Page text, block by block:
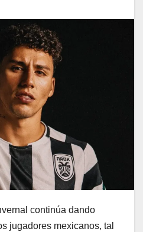
continúa dando
jugadores mexicanos, tal